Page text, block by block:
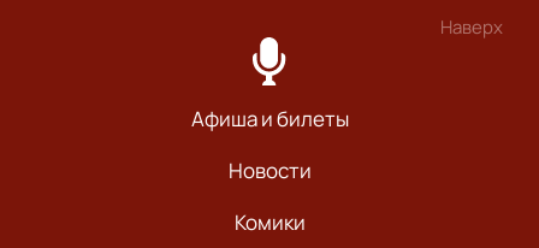
Наверх
Афиша и билеты
Новости
Комики